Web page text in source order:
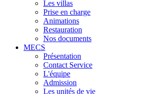
Les villas
Prise en charge
Animations
Restauration
Nos documents
MECS
Présentation
Contact Service
L'équipe
Admission
Les unités de vie